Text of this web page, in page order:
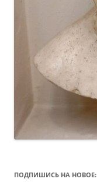
ПОДПИШИСЬ НА НОВОЕ: